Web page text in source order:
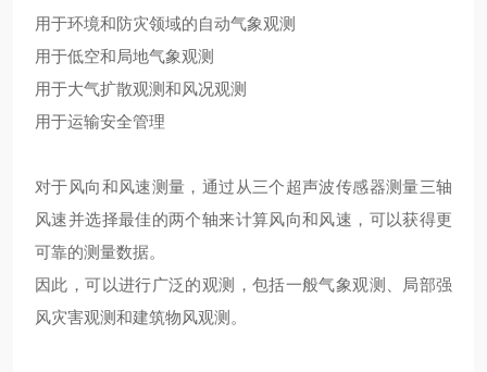
用于环境和防灾领域的自动气象观测
用于低空和局地气象观测
用于大气扩散观测和风况观测
用于运输安全管理
对于风向和风速测量，通过从三个超声波传感器测量三轴
风速并选择最佳的两个轴来计算风向和风速，可以获得更
可靠的测量数据。
因此，可以进行广泛的观测，包括一般气象观测、局部强
风灾害观测和建筑物风观测。